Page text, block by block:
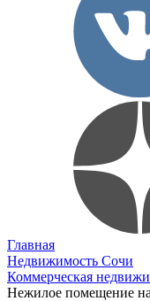
Главная
Недвижимость Сочи
Коммерческая
Нежилое помещение